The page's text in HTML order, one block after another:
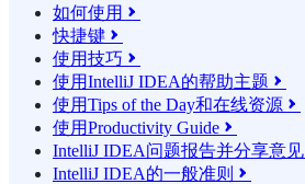
如何使用 
快捷键 
使用技巧 
使用IntelliJ IDEA的帮助主题 
使用Tips of the Day和在线资源 
使用Productivity Guide 
IntelliJ IDEA问题报告并分享意见
IntelliJ IDEA的一般准则 